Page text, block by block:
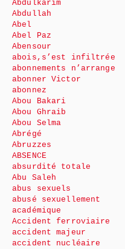
Abdulkarim
Abdullah
Abel
Abel Paz
Abensour
abois,s’est infiltrée
abonnements n’arrange
abonner Victor
abonnez
Abou Bakari
Abou Ghraib
Abou Selma
Abrégé
Abruzzes
ABSENCE
absurdité totale
Abu Saleh
abus sexuels
abusé sexuellement
académique
Accident ferroviaire
accident majeur
accident nucléaire